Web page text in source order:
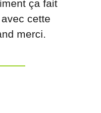
ça fait
cette
merci.